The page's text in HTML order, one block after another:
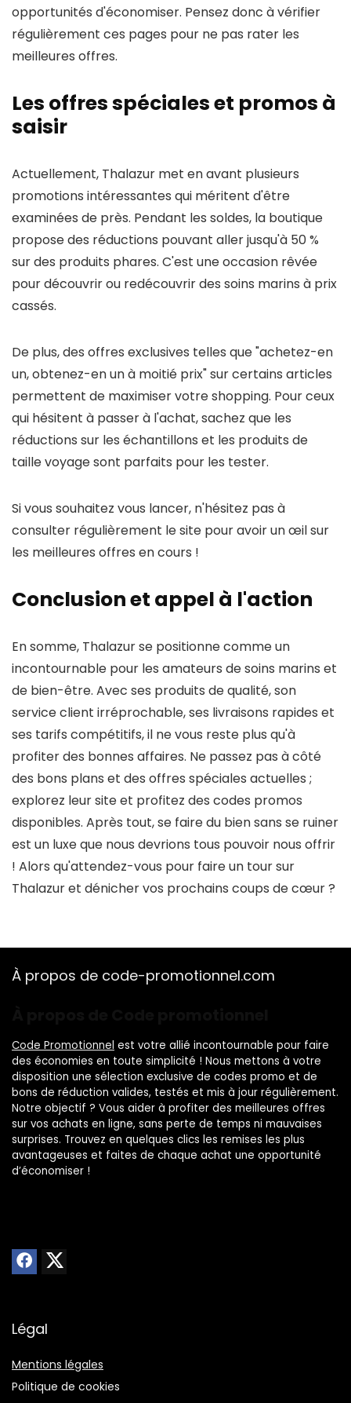
opportunités d'économiser. Pensez donc à vérifier
régulièrement ces pages pour ne pas rater les
meilleures offres.
Les offres spéciales et promos à
saisir
Actuellement, Thalazur met en avant plusieurs
promotions intéressantes qui méritent d'être
examinées de près. Pendant les soldes, la boutique
propose des réductions pouvant aller jusqu'à 50 %
sur des produits phares. C'est une occasion rêvée
pour découvrir ou redécouvrir des soins marins à prix
cassés.
De plus, des offres exclusives telles que "achetez-en
un, obtenez-en un à moitié prix" sur certains articles
permettent de maximiser votre shopping. Pour ceux
qui hésitent à passer à l'achat, sachez que les
réductions sur les échantillons et les produits de
taille voyage sont parfaits pour les tester.
Si vous souhaitez vous lancer, n'hésitez pas à
consulter régulièrement le site pour avoir un œil sur
les meilleures offres en cours !
Conclusion et appel à l'action
En somme, Thalazur se positionne comme un
incontournable pour les amateurs de soins marins et
de bien-être. Avec ses produits de qualité, son
service client irréprochable, ses livraisons rapides et
ses tarifs compétitifs, il ne vous reste plus qu'à
profiter des bonnes affaires. Ne passez pas à côté
des bons plans et des offres spéciales actuelles ;
explorez leur site et profitez des codes promos
disponibles. Après tout, se faire du bien sans se ruiner
est un luxe que nous devrions tous pouvoir nous offrir
! Alors qu'attendez-vous pour faire un tour sur
Thalazur et dénicher vos prochains coups de cœur ?
À propos de code-promotionnel.com
Code Promotionnel est votre allié incontournable pour faire
des économies en toute simplicité ! Nous mettons à votre
disposition une sélection exclusive de codes promo et de
bons de réduction valides, testés et mis à jour régulièrement.
Notre objectif ? Vous aider à profiter des meilleures offres
sur vos achats en ligne, sans perte de temps ni mauvaises
surprises. Trouvez en quelques clics les remises les plus
avantageuses et faites de chaque achat une opportunité
d’économiser !
Légal
Mentions légales
Politique de cookies